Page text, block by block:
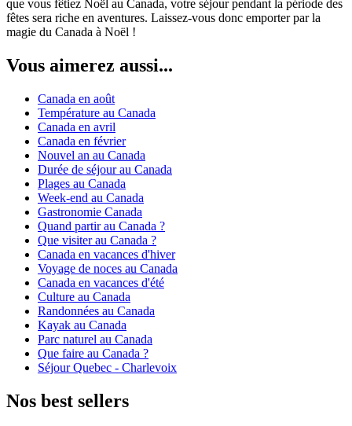
que vous fêtiez Noël au Canada, votre séjour pendant la période des
fêtes sera riche en aventures. Laissez-vous donc emporter par la
magie du Canada à Noël !
Vous aimerez aussi...
Canada en août
Température au Canada
Canada en avril
Canada en février
Nouvel an au Canada
Durée de séjour au Canada
Plages au Canada
Week-end au Canada
Gastronomie Canada
Quand partir au Canada ?
Que visiter au Canada ?
Canada en vacances d'hiver
Voyage de noces au Canada
Canada en vacances d'été
Culture au Canada
Randonnées au Canada
Kayak au Canada
Parc naturel au Canada
Que faire au Canada ?
Séjour Quebec - Charlevoix
Nos best sellers